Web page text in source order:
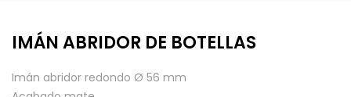
IMÁN ABRIDOR DE BOTELLAS
Imán abridor redondo Ø 56 mm